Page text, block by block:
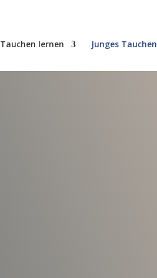
Tauchen lernen Junges Tauchen